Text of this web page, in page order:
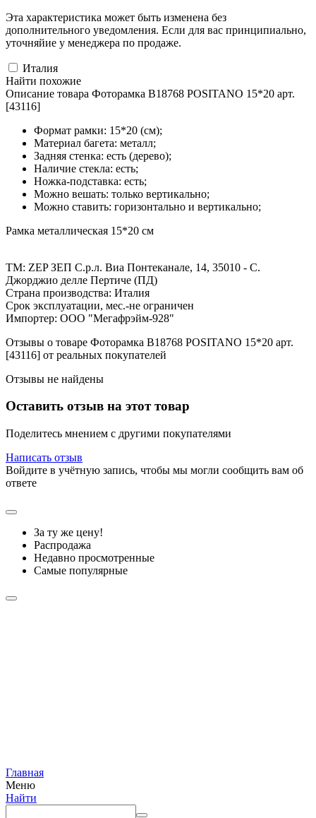
Эта характеристика может быть изменена без
дополнительного уведомления. Если для вас принципиально,
уточняйие у менеджера по продаже.
Италия
Найти похожие
Описание товара Фоторамка B18768 POSITANO 15*20 арт.
[43116]
Формат рамки: 15*20 (см);
Материал багета: металл;
Задняя стенка: есть (дерево);
Наличие стекла: есть;
Ножка-подставка: есть;
Можно вешать: только вертикально;
Можно ставить: горизонтально и вертикально;
Рамка металлическая 15*20 см
ТМ: ZEP ЗЕП С.р.л. Виа Понтеканале, 14, 35010 - С.
Джорджио делле Пертиче (ПД)
Страна производства: Италия
Срок эксплуатации, мес.-не ограничен
Импортер: ООО "Мегафрэйм-928"
Отзывы о товаре Фоторамка B18768 POSITANO 15*20 арт.
[43116] от реальных покупателей
Отзывы не найдены
Оставить отзыв на этот товар
Поделитесь мнением с другими покупателями
Написать отзыв
Войдите в учётную запись, чтобы мы могли сообщить вам об
ответе
За ту же цену!
Распродажа
Недавно просмотренные
Самые популярные
Главная
Меню
Найти